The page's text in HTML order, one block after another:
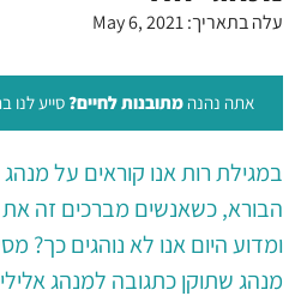
עלה בתאריך: May 6, 2021
אתה נהנהמתובנות לחיים?סייע לנו
במגילת רות אנו קוראים על
הבורא, כשאנשים מברכים זה
ומדוע היום אנו לא נוהגים כך?
מנהג שתוקן כתגובה למנהג